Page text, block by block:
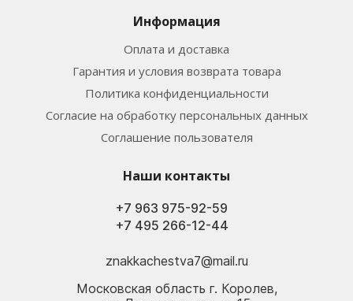
Информация
Оплата и доставка
Гарантия и условия возврата товара
Политика конфиденциальности
Согласие на обработку персональных данных
Соглашение пользователя
Наши контакты
+7 495 266-12-44
+7 963 975-92-59
znakkachestva7@mail.ru
Московская область г. Королев,